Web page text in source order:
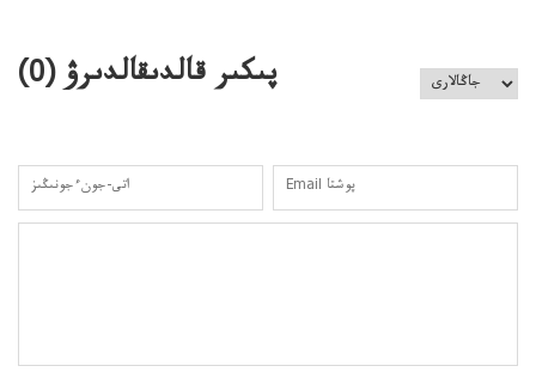
پىكىر قالدىقالدىرۋ (0
)